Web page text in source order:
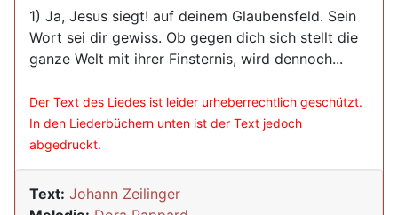
1) Ja, Jesus siegt! auf deinem Glaubensfeld. Sein
Wort sei dir gewiss. Ob gegen dich sich stellt die
ganze Welt mit ihrer Finsternis, wird dennoch...
Der Text des Liedes ist leider urheberrechtlich geschützt.
In den Liederbüchern unten ist der Text jedoch
abgedruckt.
Text: Johann Zeilinger